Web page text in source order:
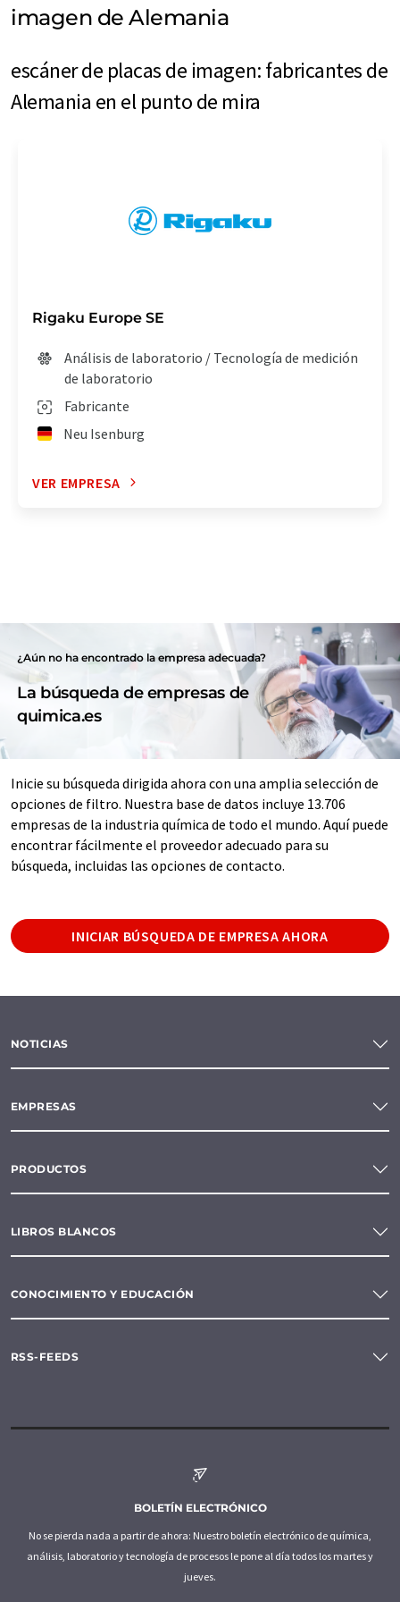
imagen de Alemania
escáner de placas de imagen: fabricantes de
Alemania en el punto de mira
Rigaku Europe SE
Análisis de laboratorio / Tecnología de medición
de laboratorio
Fabricante
Neu Isenburg
VER EMPRESA
¿Aún no ha encontrado la empresa adecuada?
La búsqueda de empresas de
quimica.es
Inicie su búsqueda dirigida ahora con una amplia selección de
opciones de filtro. Nuestra base de datos incluye 13.706
empresas de la industria química de todo el mundo. Aquí puede
encontrar fácilmente el proveedor adecuado para su
búsqueda, incluidas las opciones de contacto.
INICIAR BÚSQUEDA DE EMPRESA AHORA
NOTICIAS
EMPRESAS
PRODUCTOS
LIBROS BLANCOS
CONOCIMIENTO Y EDUCACIÓN
RSS-FEEDS
BOLETÍN ELECTRÓNICO
No se pierda nada a partir de ahora: Nuestro boletín electrónico de química,
análisis, laboratorio y tecnología de procesos le pone al día todos los martes y
jueves.